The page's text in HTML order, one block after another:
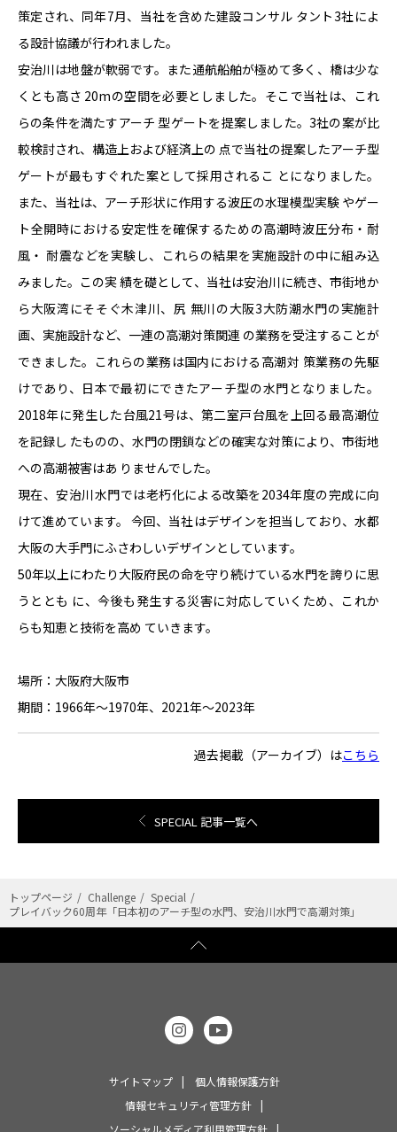
策定され、同年7月、当社を含めた建設コンサル タント3社によ
る設計協議が行われました。
安治川は地盤が軟弱です。また通航船舶が極めて多く、橋は少な
くとも高さ 20mの空間を必要としました。そこで当社は、これ
らの条件を満たすアーチ 型ゲートを提案しました。3社の案が比
較検討され、構造上および経済上の 点で当社の提案したアーチ型
ゲートが最もすぐれた案として採用されるこ とになりました。
また、当社は、アーチ形状に作用する波圧の水理模型実験 やゲー
ト全開時における安定性を確保するための高潮時波圧分布・耐
風・ 耐震などを実験し、これらの結果を実施設計の中に組み込
みました。この実 績を礎として、当社は安治川に続き、市街地か
ら大阪湾にそそぐ木津川、尻 無川の大阪3大防潮水門の実施計
画、実施設計など、一連の高潮対策関連 の業務を受注することが
できました。これらの業務は国内における高潮対 策業務の先駆
けであり、日本で最初にできたアーチ型の水門となりました。
2018年に発生した台風21号は、第二室戸台風を上回る最高潮位
を記録し たものの、水門の閉鎖などの確実な対策により、市街地
への高潮被害はあ りませんでした。
現在、安治川水門では老朽化による改築を2034年度の完成に向
けて進めています。 今回、当社はデザインを担当しており、水都
大阪の大手門にふさわしいデザインとしています。
50年以上にわたり大阪府民の命を守り続けている水門を誇りに思
うととも に、今後も発生する災害に対応していくため、これか
らも知恵と技術を高め ていきます。
場所：大阪府大阪市
期間：1966年～1970年、2021年～2023年
過去掲載（アーカイブ）はこちら
SPECIAL 記事一覧へ
トップページ Challenge
Special
プレイバック60周年「日本初のアーチ型の水門、安治川水門で高潮対策」
サイトマップ
個人情報保護方針
情報セキュリティ管理方針
ソーシャルメディア利用管理方針